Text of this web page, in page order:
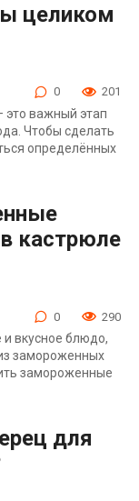
целиком
0 201
это важный этап
Чтобы сделать
определённых
кастрюле
0 290
вкусное блюдо,
замороженных
замороженные
для